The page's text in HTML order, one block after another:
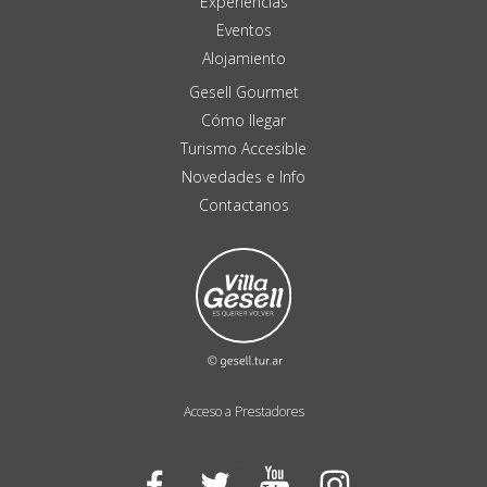
Acceso a Prestadores
Eventos
Alojamiento
Gesell Gourmet
Cómo llegar
Turismo Accesible
Novedades e Info
Contactanos
Facebook Twitter YouTube